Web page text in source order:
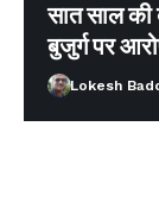
सात साल की
बुजुर्ग पर
Lokesh